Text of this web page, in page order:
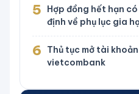
5
Hợp đồng hết hạn
định về phụ lục gia
6
Thủ tục mở tài
vietcombank